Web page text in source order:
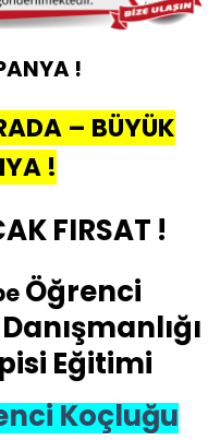
!
– BÜYÜK
!
FIRSAT !
Öğrenci
Eğitimi
Koçluğu